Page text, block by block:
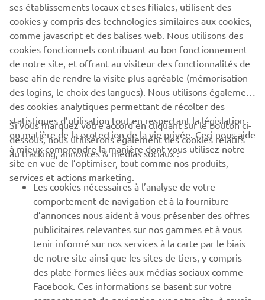
Réservez dès maintenant pour un voyage inoubliable,
riche en sensations fortes et découvertes !
CORPORATE
BUSINESS
PLUS YAMAHA
SUPPORT
NEWSLETTER
Découvrez en exclusivité les dernières offres, les événements
ses établissements locaux et ses filiales, utilisent des
cookies y compris des technologies similaires aux cookies,
comme javascript et des balises web. Nous utilisons des
cookies fonctionnels contribuant au bon fonctionnement
de notre site, et offrant au visiteur des fonctionnalités de
base afin de rendre la visite plus agréable (mémorisation
des logins, le choix des langues). Nous utilisons également
des cookies analytiques permettant de récolter des
statistiques d’utilisation tout en respectant la législation
en matière de la protection de la vie privée. Ceci nous aide
à mieux comprendre la manière dont vous utilisez notre
site en vue de l’optimiser, tout comme nos produits,
services et actions marketing.
Si vous marquez votre accord en cliquant sur le bouton ci-
dessous, nous utiliserons également des cookies relatifs
au tracking, annonces & médias sociaux :
Les cookies nécessaires à l’analyse de votre
comportement de navigation et à la fourniture
d’annonces nous aident à vous présenter des offres
publicitaires relevantes sur nos gammes et à vous
tenir informé sur nos services à la carte par le biais
de notre site ainsi que les sites de tiers, y compris
des plate-formes liées aux médias sociaux comme
Facebook. Ces informations se basent sur votre